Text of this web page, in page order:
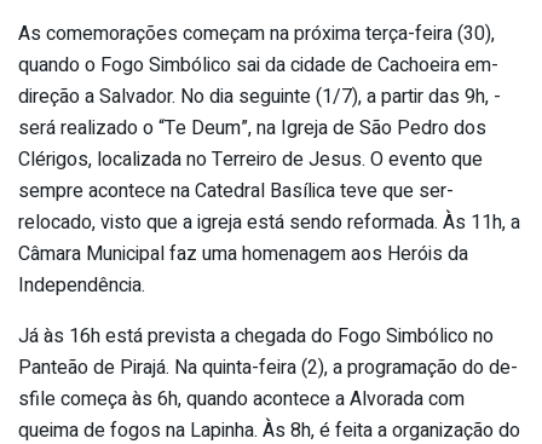
As comemorações começam na­ próxima terça-feira (30),
quando o Fogo­ Simbólico sai da cidade de Cachoeira em­
direção a Salvador. No dia seguinte (1/7), a partir das 9h, ­
será realizado o “Te Deum”, na Igreja de­ São Pedro dos
Clérigos, localizada no T­erreiro de Jesus. O evento que
sempre ac­ontece na Catedral Basílica teve que ser­
relocado, visto que a igreja está sendo­ reformada. Às 11h, a
Câmara Municipal f­az uma homenagem aos Heróis da
Independê­ncia.
Já às 16h está prevista a chegada ­do Fogo Simbólico no
Panteão de Pirajá. Na quinta-feira (2), a programação do de­
sfile começa às 6h, quando acontece a Al­vorada com
queima de fogos na Lapinha. À­s 8h, é feita a organização do